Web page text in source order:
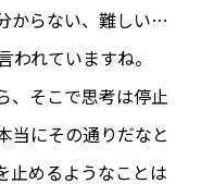
からない、難しい…
れていますね。
、そこで思考は停止
当にその通りだなと
止めるようなことは